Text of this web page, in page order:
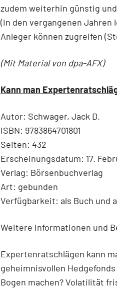
zudem weiterhin günstig
(in den vergangenen Jahren
Anleger können zugreifen
(Mit Material von dpa-AFX)
Kann man
Autor: Schwager, Jack D.
ISBN: 9783864701801
Seiten: 432
Erscheinungsdatum: 17.
Verlag: Börsenbuchverlag
Art: gebunden
Verfügbarkeit: als Buch und
Weitere Informationen und
Expertenratschlägen kann
geheimnisvollen
Bogen machen? Volatilität